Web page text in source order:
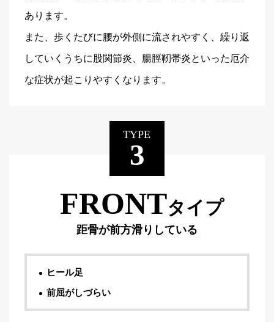
あります。
また、歩くたびに腰が外側に流されやすく、繰り返
していくうちに股関節炎、腸脛靭帯炎といった厄介
な症状が起こりやすくなります。
TYPE
3
FRONTタイプ
距骨が前方滑りしている
ヒール足
前屈がしづらい